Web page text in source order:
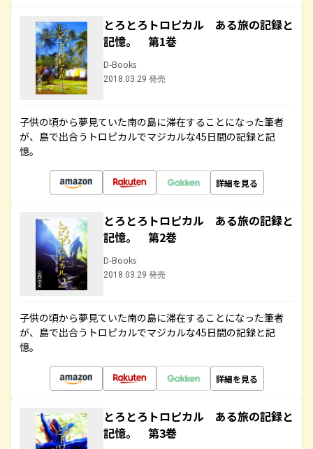
とろとろトロピカル ある旅の記録と
記憶。 第1巻
D-Books
2018.03.29 発売
子供の頃から夢見ていた南の島に滞在することになった筆者
が、島で出合うトロピカルでマジカルな45日間の記録と記
憶。
詳細を見る
とろとろトロピカル ある旅の記録と
記憶。 第2巻
D-Books
2018.03.29 発売
子供の頃から夢見ていた南の島に滞在することになった筆者
が、島で出合うトロピカルでマジカルな45日間の記録と記
憶。
詳細を見る
とろとろトロピカル ある旅の記録と
記憶。 第3巻